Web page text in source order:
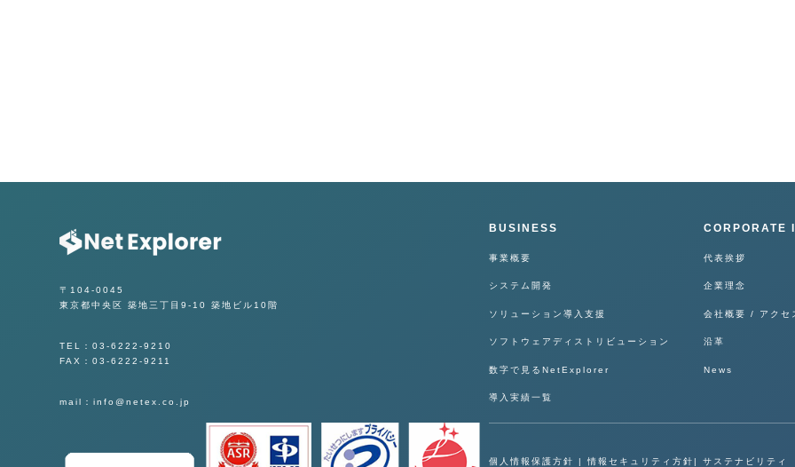
〒104-0045
東京都中央区 築地三丁目9-10 築地ビル10階
TEL：03-6222-9210
FAX：03-6222-9211
mail：info@netex.co.jp
BUSINESS
事業概要
システム開発
ソリューション導入支援
ソフトウェアディストリビューション
数字で見るNetExplorer
導入実績一覧
CORPORATE
代表挨拶
企業理念
会社概要 / アクセ
沿革
News
個人情報保護方針 |情報セキュリティ方針 |サステナビリティ